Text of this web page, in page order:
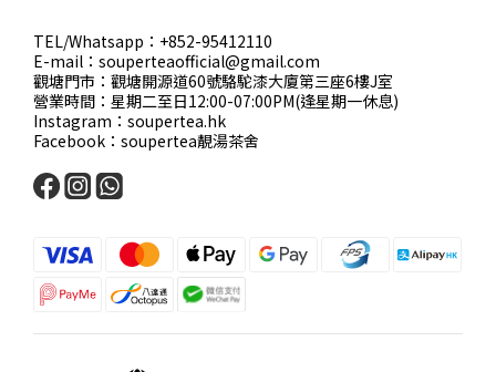
TEL/Whatsapp：+852-95412110
E-mail：souperteaofficial@gmail.com
觀塘門市：觀塘開源道60號駱駝漆大廈第三座6樓J室
營業時間：星期二至日12:00-07:00PM(逢星期一休息)
Instagram：soupertea.hk
Facebook：soupertea靚湯茶舍